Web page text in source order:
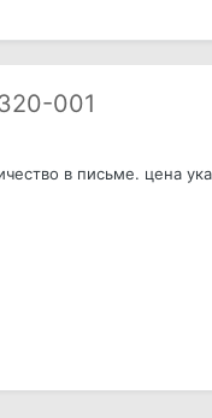
001
в письме. цена